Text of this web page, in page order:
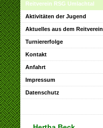
Reitverein RSG Umlachtal
Aktivitäten der Jugend
Aktuelles aus dem Reitverein
Turniererfolge
Kontakt
Anfahrt
Impressum
Datenschutz